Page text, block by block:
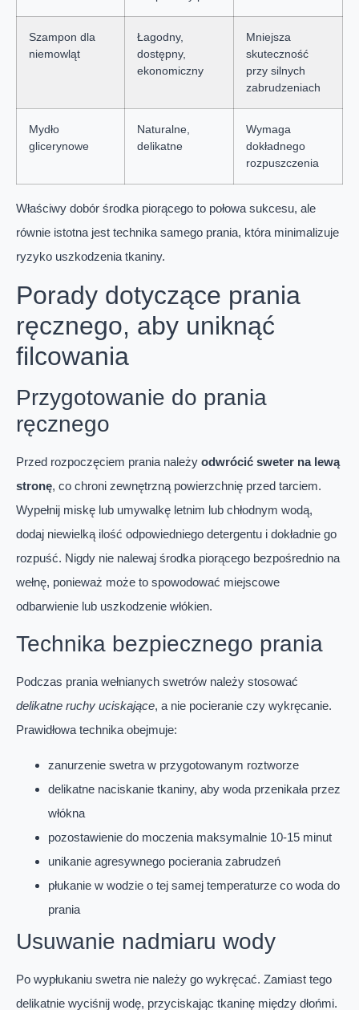
Szampon dla
niemowląt
Łagodny,
dostępny,
ekonomiczny
Mniejsza
skuteczność
przy silnych
zabrudzeniach
Mydło
glicerynowe
Naturalne,
delikatne
Wymaga
dokładnego
rozpuszczenia
Właściwy dobór środka piorącego to połowa sukcesu, ale
równie istotna jest technika samego prania, która minimalizuje
ryzyko uszkodzenia tkaniny.
Porady dotyczące prania
ręcznego, aby uniknąć
filcowania
Przygotowanie do prania
ręcznego
Przed rozpoczęciem prania należy odwrócić sweter na lewą
stronę, co chroni zewnętrzną powierzchnię przed tarciem.
Wypełnij miskę lub umywalkę letnim lub chłodnym wodą,
dodaj niewielką ilość odpowiedniego detergentu i dokładnie go
rozpuść. Nigdy nie nalewaj środka piorącego bezpośrednio na
wełnę, ponieważ może to spowodować miejscowe
odbarwienie lub uszkodzenie włókien.
Technika bezpiecznego prania
Podczas prania wełnianych swetrów należy stosować
delikatne ruchy uciskające, a nie pocieranie czy wykręcanie.
Prawidłowa technika obejmuje:
zanurzenie swetra w przygotowanym roztworze
delikatne naciskanie tkaniny, aby woda przenikała przez
włókna
pozostawienie do moczenia maksymalnie 10-15 minut
unikanie agresywnego pocierania zabrudzeń
płukanie w wodzie o tej samej temperaturze co woda do
prania
Usuwanie nadmiaru wody
Po wypłukaniu swetra nie należy go wykręcać. Zamiast tego
delikatnie wyciśnij wodę, przyciskając tkaninę między dłońmi.